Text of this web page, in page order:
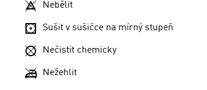
Nebělit
Sušit v sušičce na mírný stupeň
Nečistit chemicky
Nežehlit